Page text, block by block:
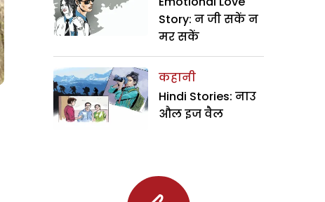
Story: न जी सकें न
मर सकें
कहानी
Hindi Stories: नाउ
औल इज वैल